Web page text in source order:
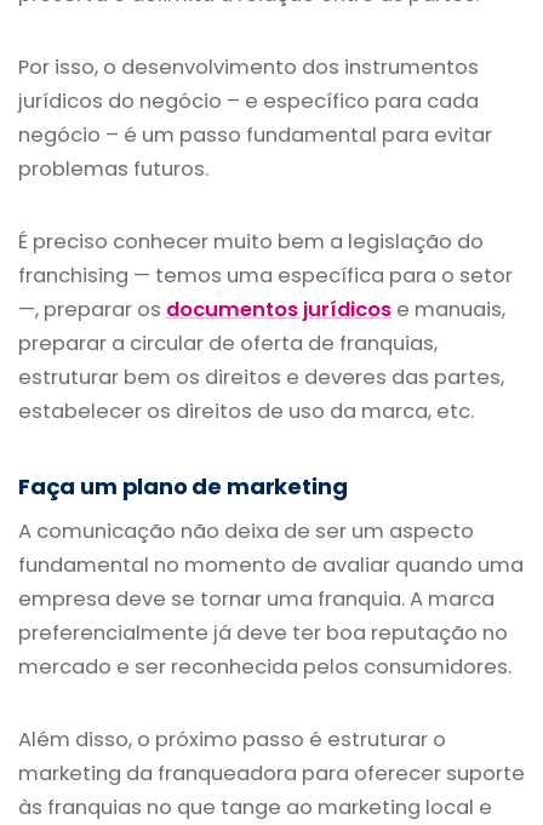
Por isso, o desenvolvimento dos instrumentos
jurídicos do negócio – e específico para cada
negócio – é um passo fundamental para evitar
problemas futuros.
É preciso conhecer muito bem a legislação do
franchising — temos uma específica para o setor
—, preparar os documentos jurídicos e manuais,
preparar a circular de oferta de franquias,
estruturar bem os direitos e deveres das partes,
estabelecer os direitos de uso da marca, etc.
Faça um plano de marketing
A comunicação não deixa de ser um aspecto
fundamental no momento de avaliar quando uma
empresa deve se tornar uma franquia. A marca
preferencialmente já deve ter boa reputação no
mercado e ser reconhecida pelos consumidores.
Além disso, o próximo passo é estruturar o
marketing da franqueadora para oferecer suporte
às franquias no que tange ao marketing local e